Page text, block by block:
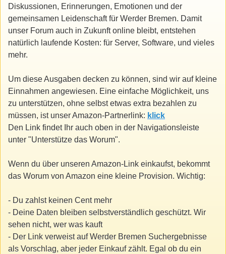
Diskussionen, Erinnerungen, Emotionen und der
gemeinsamen Leidenschaft für Werder Bremen. Damit
unser Forum auch in Zukunft online bleibt, entstehen
natürlich laufende Kosten: für Server, Software, und vieles
mehr.
Um diese Ausgaben decken zu können, sind wir auf kleine
Einnahmen angewiesen. Eine einfache Möglichkeit, uns
zu unterstützen, ohne selbst etwas extra bezahlen zu
müssen, ist unser Amazon-Partnerlink: klick
Den Link findet Ihr auch oben in der Navigationsleiste
unter "Unterstütze das Worum".
Wenn du über unseren Amazon-Link einkaufst, bekommt
das Worum von Amazon eine kleine Provision. Wichtig:
- Du zahlst keinen Cent mehr
- Deine Daten bleiben selbstverständlich geschützt. Wir
sehen nicht, wer was kauft
- Der Link verweist auf Werder Bremen Suchergebnisse
als Vorschlag, aber jeder Einkauf zählt. Egal ob du ein